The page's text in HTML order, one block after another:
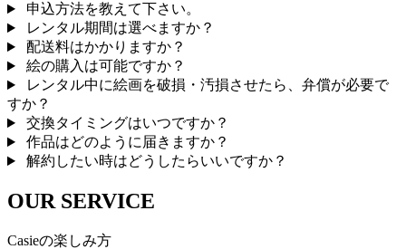
申込方法を教えて下さい。
レンタル期間は選べますか？
配送料はかかりますか？
絵の購入は可能ですか？
レンタル中に絵画を破損・汚損させたら、弁償が必要で
すか？
交換タイミングはいつですか？
作品はどのように届きますか？
解約したい時はどうしたらいいですか？
OUR SERVICE
Casieの楽しみ方